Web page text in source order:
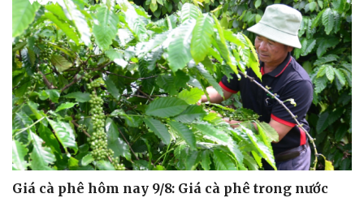
Giá cà phê hôm nay 9/8: Giá cà phê trong nước